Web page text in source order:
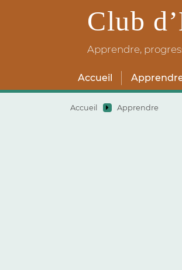
Club
Apprendre,
Accueil
Accueil Apprendre